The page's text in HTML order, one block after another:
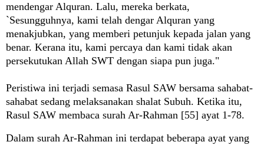
mendengar Alquran. Lalu, mereka berkata,
`Sesungguhnya, kami telah dengar Alquran yang
menakjubkan, yang memberi petunjuk kepada jalan yang
benar. Kerana itu, kami percaya dan kami tidak akan
persekutukan Allah SWT dengan siapa pun juga."
Peristiwa ini terjadi semasa Rasul SAW bersama sahabat-
sahabat sedang melaksanakan shalat Subuh. Ketika itu,
Rasul SAW membaca surah Ar-Rahman [55] ayat 1-78.
Dalam surah Ar-Rahman ini terdapat beberapa ayat yang